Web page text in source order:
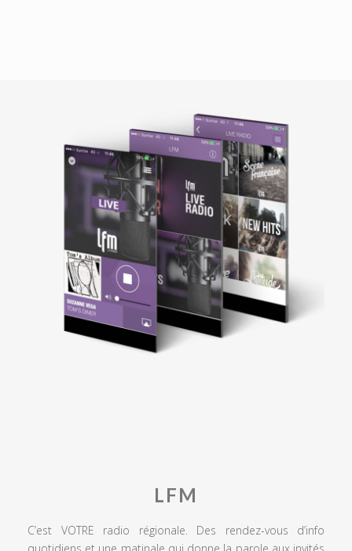
LFM
C’est VOTRE radio régionale. Des rendez-vous d’info
quotidiens et une matinale qui donne la parole aux invités